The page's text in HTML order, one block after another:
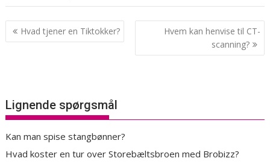
Indlægsnavigation
Hvad tjener en Tiktokker?
Hvem kan henvise til CT-
scanning?
Lignende spørgsmål
Kan man spise stangbønner?
Hvad koster en tur over Storebæltsbroen med Brobizz?